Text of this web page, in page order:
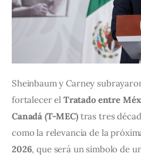
Sheinbaum y Carney
fortalecer el Tratado entre
Canadá (T-MEC) tras tres
como la relevancia de la
2026, que será un símbolo de